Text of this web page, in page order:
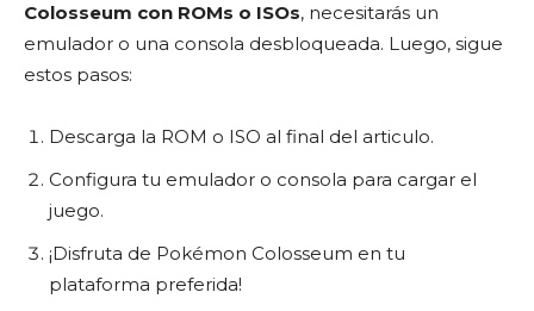
Colosseum con ROMs o ISOs, necesitarás un
emulador o una consola desbloqueada. Luego, sigue
estos pasos:
Descarga la ROM o ISO al final del articulo.
Configura tu emulador o consola para cargar el
juego.
¡Disfruta de Pokémon Colosseum en tu
plataforma preferida!